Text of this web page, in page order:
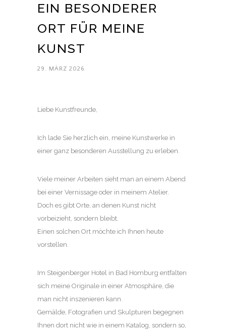
EIN BESONDERER
ORT FÜR MEINE
KUNST
29. MÄRZ 2026
Liebe Kunstfreunde,
Ich lade Sie herzlich ein, meine Kunstwerke in
einer ganz besonderen Ausstellung zu erleben.
Viele meiner Arbeiten sieht man an einem Abend
bei einer Vernissage oder in meinem Atelier.
Doch es gibt Orte, an denen Kunst nicht
vorbeizieht, sondern bleibt.
Einen solchen Ort möchte ich Ihnen heute
vorstellen.
Im Steigenberger Hotel in Bad Homburg entfalten
sich meine Originale in einer Atmosphäre, die
man nicht inszenieren kann.
Gemälde, Fotografien und Skulpturen begegnen
Ihnen dort nicht wie in einem Katalog, sondern so,